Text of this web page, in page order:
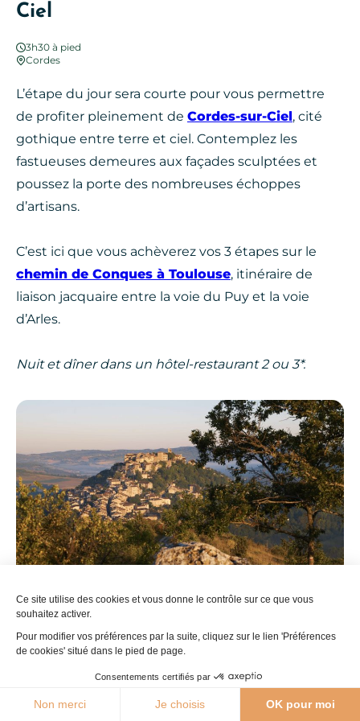
Agenda Webcams Brochures
Ciel
3h30 à pied
Cordes
L’étape du jour sera courte pour vous permettre
de profiter pleinement de Cordes-sur-Ciel, cité
gothique entre terre et ciel. Contemplez les
fastueuses demeures aux façades sculptées et
poussez la porte des nombreuses échoppes
d’artisans.
C’est ici que vous achèverez vos 3 étapes sur le
chemin de Conques à Toulouse, itinéraire de
liaison jacquaire entre la voie du Puy et la voie
d’Arles.
Nuit et dîner dans un hôtel-restaurant 2 ou 3*.
En savoir plus sur Cordes sur Ciel
Ce site utilise des cookies et vous donne le contrôle sur ce que vous
souhaitez activer.
Pour modifier vos préférences par la suite, cliquez sur le lien 'Préférences
de cookies' situé dans le pied de page.
Consentements certifiés par
Non merci Je choisis OK pour moi